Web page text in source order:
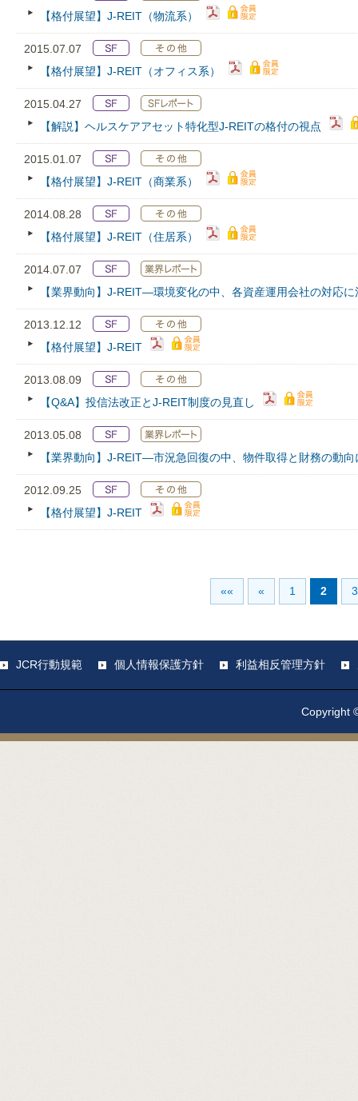
【格付展望】J-REIT（物流系）
2015.07.07
【格付展望】J-REIT（オフィス系）
2015.04.27
【解説】ヘルスケアアセット特化型J-REITの格付の視点
2015.01.07
【格付展望】J-REIT（商業系）
2014.08.28
【格付展望】J-REIT（住居系）
2014.07.07
【業界動向】J-REIT―環境変化の中、各資産運用会社の対応
2013.12.12
【格付展望】J-REIT
2013.08.09
【Q&A】投信法改正とJ-REIT制度の見直し
2013.05.08
【業界動向】J-REIT―市況急回復の中、物件取得と財務の動
2012.09.25
【格付展望】J-REIT
«« « 1 2 3
JCR行動規範 個人情報保護方針 利益相反管理方針
Copyright